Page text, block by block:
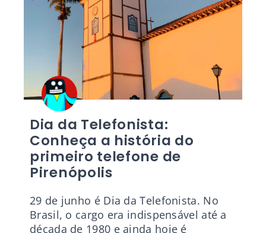
Dia da Telefonista:
Conheça a história do
primeiro telefone de
Pirenópolis
29 de junho é Dia da Telefonista. No
Brasil, o cargo era indispensável até a
década de 1980 e ainda hoje é